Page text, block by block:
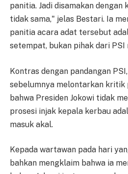
panitia. Jadi disamakan dengan
tidak sama," jelas Bestari. Ia
panitia acara adat tersebut
setempat, bukan pihak dari PSI
Kontras dengan pandangan
sebelumnya melontarkan kritik
bahwa Presiden Jokowi tidak
prosesi injak kepala kerbau
masuk akal.
Kepada wartawan pada hari
bahkan mengklaim bahwa ia